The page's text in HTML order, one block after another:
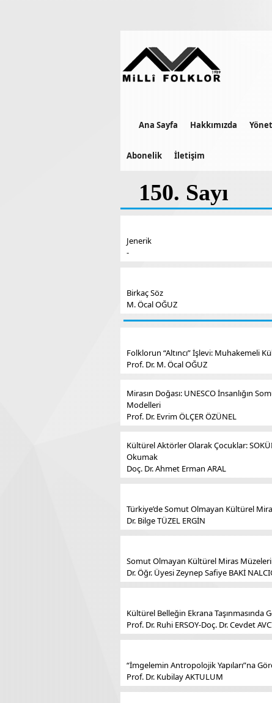
Ana Sayfa Hakkımızda
Abonelik İletişim
150. Sayı
Jenerik
-
Birkaç Söz
M. Öcal OĞUZ
Folklorun “Altıncı” İşlevi: Muhakemeli
Prof. Dr. M. Öcal OĞUZ
Mirasın Doğası: UNESCO İnsanlığın
Modelleri
Prof. Dr. Evrim ÖLÇER ÖZÜNEL
Kültürel Aktörler Olarak Çocuklar:
Okumak
Doç. Dr. Ahmet Erman ARAL
Türkiye’de Somut Olmayan Kültürel
Dr. Bilge TÜZEL ERGİN
Somut Olmayan Kültürel Miras
Dr. Öğr. Üyesi Zeynep Safiye BAKİ
Kültürel Belleğin Ekrana Taşınmasında
Prof. Dr. Ruhi ERSOY-Doç. Dr. Cevdet
“İmgelemin Antropolojik Yapıları”na
Prof. Dr. Kubilay AKTULUM